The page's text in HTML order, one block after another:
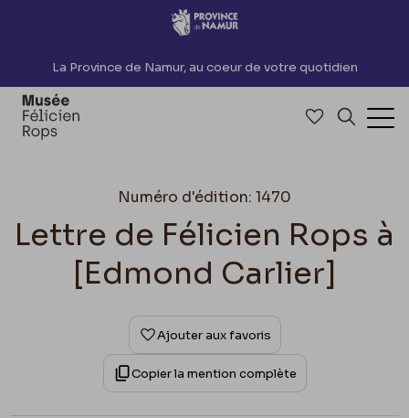
Accèder directement au contenu
La Province de Namur, au coeur de votre quotidien
Accéder à
Numéro d'édition: 1470
Lettre de Félicien Rops à
[Edmond Carlier]
Ajouter aux favoris
Copier la mention complète